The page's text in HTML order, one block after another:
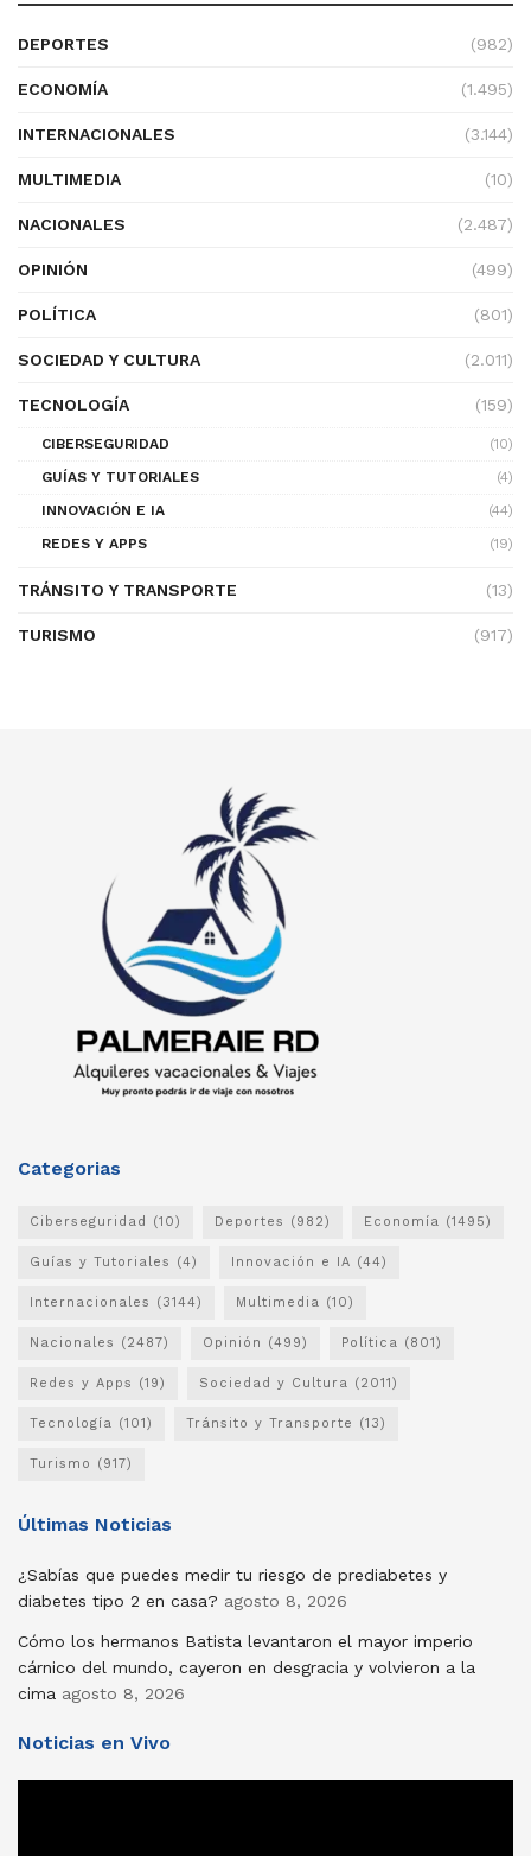
DEPORTES (982)
ECONOMÍA (1.495)
INTERNACIONALES (3.144)
MULTIMEDIA (10)
NACIONALES (2.487)
OPINIÓN (499)
POLÍTICA (801)
SOCIEDAD Y CULTURA (2.011)
TECNOLOGÍA (159)
CIBERSEGURIDAD
(10)
GUÍAS Y TUTORIALES
(4)
INNOVACIÓN E IA
(44)
REDES Y APPS
(19)
TRÁNSITO Y TRANSPORTE (13)
TURISMO (917)
Categorias
Ciberseguridad (10) Deportes (982) Economía (1495)
Guías y Tutoriales (4) Innovación e IA (44)
Internacionales (3144) Multimedia (10)
Nacionales (2487) Opinión (499) Política (801)
Redes y Apps (19) Sociedad y Cultura (2011)
Tecnología (101) Tránsito y Transporte (13)
Turismo (917)
Últimas Noticias
¿Sabías que puedes medir tu riesgo de prediabetes y
diabetes tipo 2 en casa? agosto 8, 2026
Cómo los hermanos Batista levantaron el mayor imperio
cárnico del mundo, cayeron en desgracia y volvieron a la
cima agosto 8, 2026
Noticias en Vivo